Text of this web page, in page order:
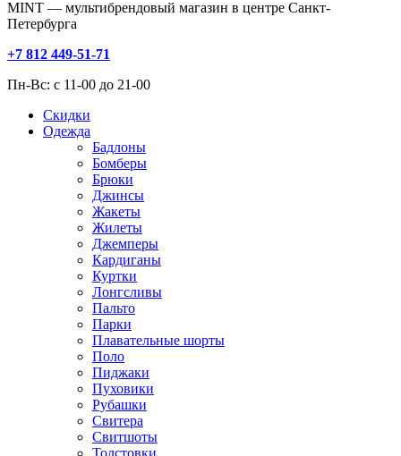
MINT — мультибрендовый магазин в центре Санкт-
Петербурга
+7 812 449-51-71
Пн-Вс: с 11-00 до 21-00
Скидки
Одежда
Бадлоны
Бомберы
Брюки
Джинсы
Жакеты
Жилеты
Джемперы
Кардиганы
Куртки
Лонгсливы
Пальто
Парки
Плавательные шорты
Поло
Пиджаки
Пуховики
Рубашки
Свитера
Свитшоты
Толстовки